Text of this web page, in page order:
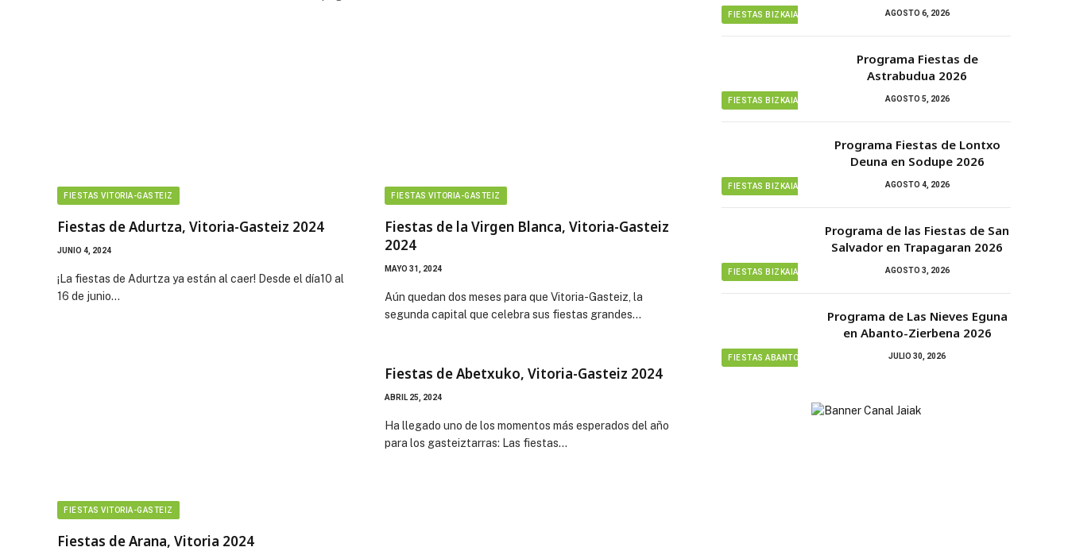
FIESTAS VITORIA-GASTEIZ
Fiestas de Adurtza, Vitoria-Gasteiz 2024
JUNIO 4, 2024
¡La fiestas de Adurtza ya están al caer! Desde el día10 al
16 de junio…
FIESTAS VITORIA-GASTEIZ
Fiestas de la Virgen Blanca, Vitoria-Gasteiz
2024
MAYO 31, 2024
Aún quedan dos meses para que Vitoria-Gasteiz, la
segunda capital que celebra sus fiestas grandes…
FIESTAS VITORIA-GASTEIZ
Fiestas de Arana, Vitoria 2024
Fiestas de Abetxuko, Vitoria-Gasteiz 2024
ABRIL 25, 2024
Ha llegado uno de los momentos más esperados del año
para los gasteiztarras: Las fiestas…
FIESTAS BIZKAIA AGOSTO 6, 2026
FIESTAS BIZKAIA
Programa Fiestas de
Astrabudua 2026
AGOSTO 5, 2026
FIESTAS BIZKAIA
Programa Fiestas de Lontxo
Deuna en Sodupe 2026
AGOSTO 4, 2026
FIESTAS BIZKAIA
Programa de las Fiestas de San
Salvador en Trapagaran 2026
AGOSTO 3, 2026
FIESTAS ABANTO ZIERBENA
Programa de Las Nieves Eguna
en Abanto-Zierbena 2026
JULIO 30, 2026